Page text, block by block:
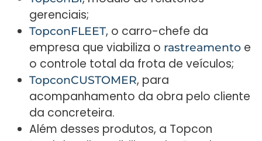
gerenciais;
TopconFLEET, o carro-chefe da
empresa que viabiliza o rastreamento e
o controle total da frota de veículos;
TopconCUSTOMER, para
acompanhamento da obra pelo cliente
da concreteira.
Além desses produtos, a Topcon